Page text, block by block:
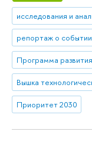
исследования и
репортаж о событии
Программа
Вышка
Приоритет 2030